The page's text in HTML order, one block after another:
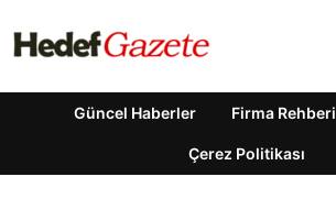
Güncel Haberler Firma Rehberi
Çerez Politikası